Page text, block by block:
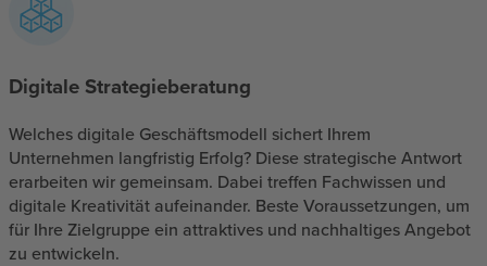
Digitale Strategieberatung
Welches digitale Geschäftsmodell sichert Ihrem
Unternehmen langfristig Erfolg? Diese strategische Antwort
erarbeiten wir gemeinsam. Dabei treffen Fachwissen und
digitale Kreativität aufeinander. Beste Voraussetzungen, um
für Ihre Zielgruppe ein attraktives und nachhaltiges Angebot
zu entwickeln.